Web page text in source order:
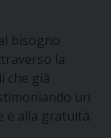
bisogno
la
che già
un
e alla gratuità.